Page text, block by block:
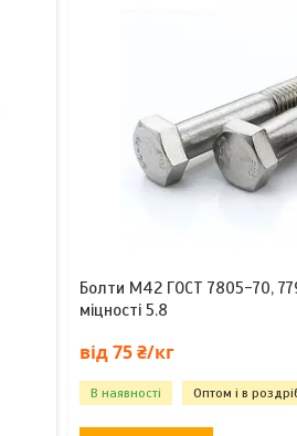
Болти М42 ГОСТ 7805-70,
міцності 5.8
від 75 ₴/кг
В наявності Оптом і в